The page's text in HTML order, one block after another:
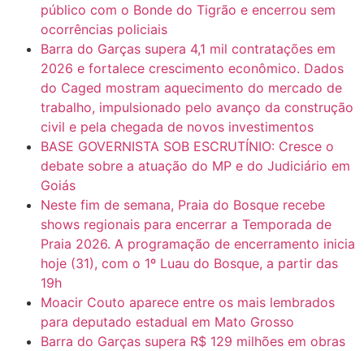
público com o Bonde do Tigrão e encerrou sem
ocorrências policiais
Barra do Garças supera 4,1 mil contratações em
2026 e fortalece crescimento econômico. Dados
do Caged mostram aquecimento do mercado de
trabalho, impulsionado pelo avanço da construção
civil e pela chegada de novos investimentos
BASE GOVERNISTA SOB ESCRUTÍNIO: Cresce o
debate sobre a atuação do MP e do Judiciário em
Goiás
Neste fim de semana, Praia do Bosque recebe
shows regionais para encerrar a Temporada de
Praia 2026. A programação de encerramento inicia
hoje (31), com o 1º Luau do Bosque, a partir das
19h
Moacir Couto aparece entre os mais lembrados
para deputado estadual em Mato Grosso
Barra do Garças supera R$ 129 milhões em obras